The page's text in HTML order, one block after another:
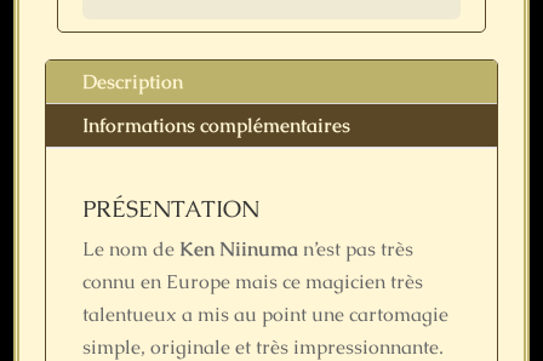
Description
Informations complémentaires
PRÉSENTATION
Le nom de Ken Niinuma n’est pas très
connu en Europe mais ce magicien très
talentueux a mis au point une cartomagie
simple, originale et très impressionnante.